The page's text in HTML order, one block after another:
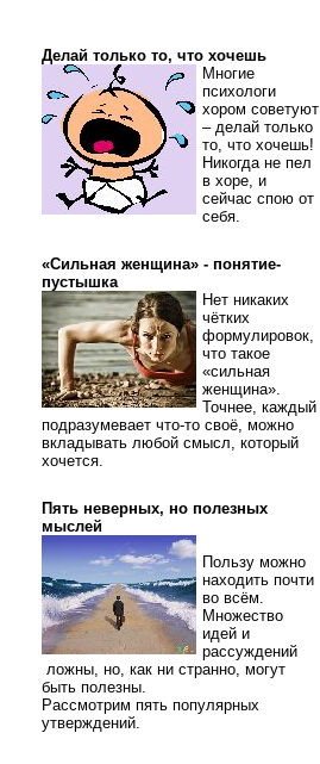
Делай только то, что хочешь
Многие
психологи
хором советуют
– делай только
то, что хочешь!
Никогда не пел
в хоре, и
сейчас спою от
себя.
«Сильная женщина» - понятие-
пустышка
Нет никаких
чётких
формулировок,
что такое
«сильная
женщина».
Точнее, каждый
подразумевает что-то своё, можно
вкладывать любой смысл, который
хочется.
Пять неверных, но полезных
мыслей
Пользу можно
находить почти
во всём.
Множество
идей и
рассуждений
ложны, но, как ни странно, могут
быть полезны.
Рассмотрим пять популярных
утверждений.